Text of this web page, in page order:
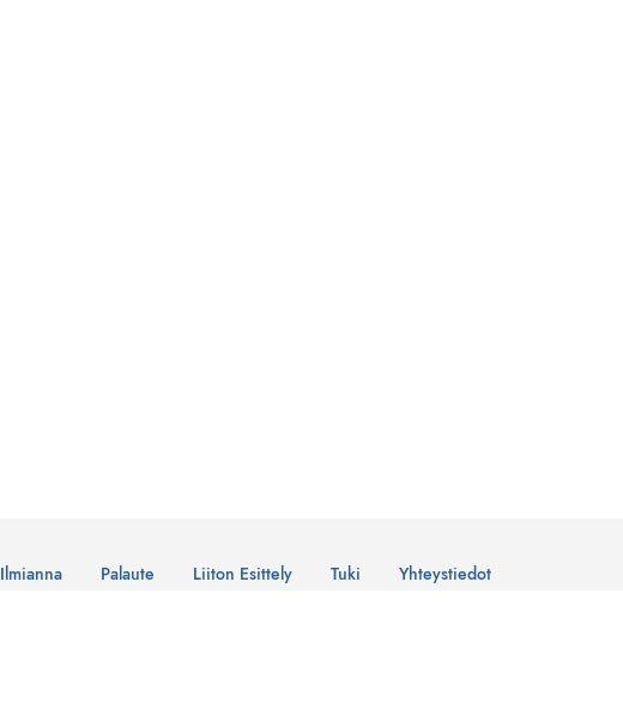
Ilmianna Palaute Liiton Esittely Tuki
Yhteystiedot